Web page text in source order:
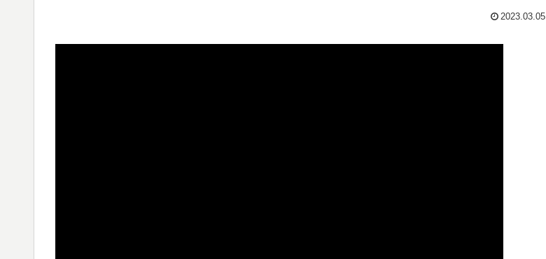
2023.03.05